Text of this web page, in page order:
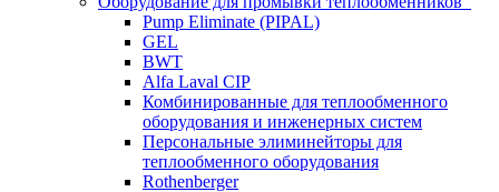
Pump Eliminate (PIPAL)
GEL
BWT
Alfa Laval CIP
Комбинированные для теплообменного
оборудования и инженерных систем
Персональные элиминейторы для
теплообменного оборудования
Rothenberger